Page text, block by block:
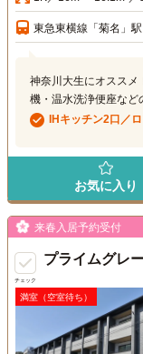
東急東横線「菊名」
神奈川大生にオススメ
機・温水洗浄便座な
IHキッチン2口／
お気に入り
チェック
来春入居予約受付
プライムグレ
満室（空室待ち）